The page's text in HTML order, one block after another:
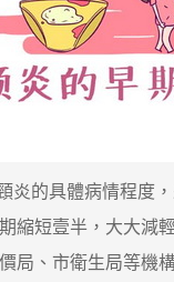
具體病情程度
縮短壹半，大大減
、市衛生局等機